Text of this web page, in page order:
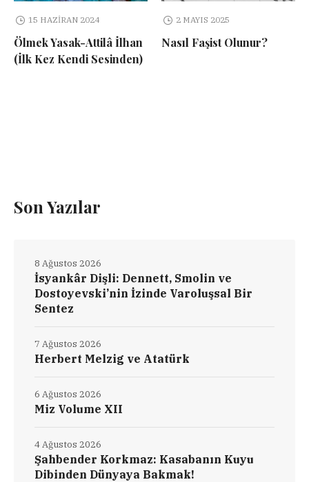
15 HAZIRAN 2024
Ölmek Yasak-Attilâ İlhan
(İlk Kez Kendi Sesinden)
2 MAYIS 2025
Nasıl Faşist Olunur?
Son Yazılar
İsyankâr Dişli: Dennett, Smolin ve
Dostoyevski’nin İzinde Varoluşsal Bir
Sentez
8 Ağustos 2026
Herbert Melzig ve Atatürk
7 Ağustos 2026
Miz Volume XII
6 Ağustos 2026
Şahbender Korkmaz: Kasabanın Kuyu
Dibinden Dünyaya Bakmak!
4 Ağustos 2026